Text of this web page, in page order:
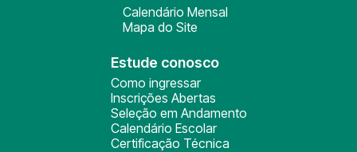
Calendário Mensal
Mapa do Site
Estude conosco
Como ingressar
Inscrições Abertas
Seleção em Andamento
Calendário Escolar
Certificação Técnica